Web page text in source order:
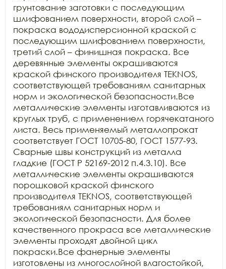
грунтование заготовки с последующим
шлифованием поверхности, второй слой –
покраска вододисперсионной краской с
последующим шлифованием поверхности,
третий слой – финишная покраска. Все
деревянные элементы окрашиваются
краской финского производителя TEKNOS,
соответствующей требованиям санитарных
норм и экологической безопасности.Все
металлические элементы изготавливаются из
круглых труб, с применением горячекатаного
листа. Весь применяемый металлопрокат
соответствует ГОСТ 10705-80, ГОСТ 1577-93.
Сварные швы конструкций из металла
гладкие (ГОСТ Р 52169-2012 п.4.3.10). Все
металлические элементы окрашиваются
порошковой краской финского
производителя TEKNOS, соответствующей
требованиям санитарных норм и
экологической безопасности. Для более
качественного прокраса все металлические
элементы проходят двойной цикл
покраски.Все фанерные элементы
изготовлены из многослойной влагостойкой,